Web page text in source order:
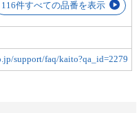
116件すべての品番を表示
support/faq/kaito?qa_id=2279